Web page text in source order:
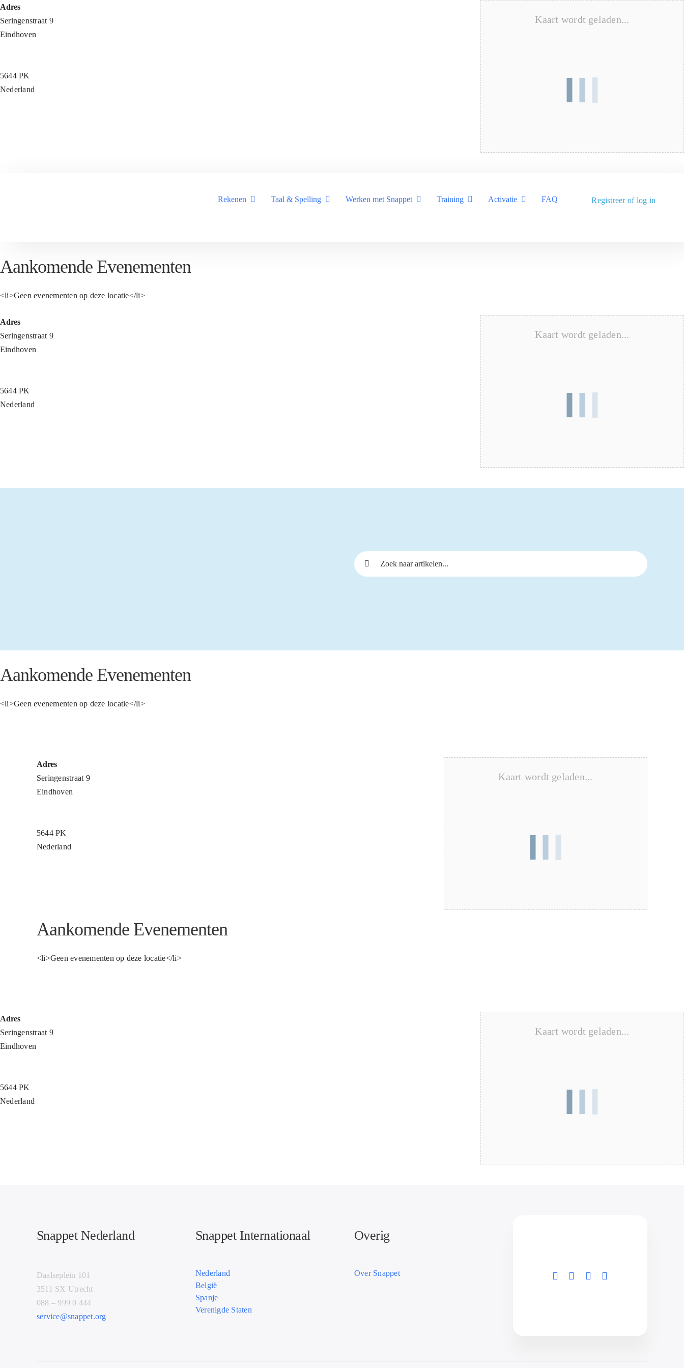
Ga
naar
inhoud
Kaart wordt geladen...
Adres
Seringenstraat 9
Eindhoven
5644 PK
Nederland
Rekenen Taal & Spelling Werken met Snappet Training Activatie FAQ Registreer of log in
Aankomende Evenementen
<li>Geen evenementen op deze locatie</li>
Kaart wordt geladen...
Adres
Seringenstraat 9
Eindhoven
5644 PK
Nederland
Zoeken naar:
Aankomende Evenementen
<li>Geen evenementen op deze locatie</li>
Kaart wordt geladen...
Adres
Seringenstraat 9
Eindhoven
5644 PK
Nederland
Aankomende Evenementen
<li>Geen evenementen op deze locatie</li>
Kaart wordt geladen...
Adres
Seringenstraat 9
Eindhoven
5644 PK
Nederland
Snappet Nederland
Daalseplein 101
3511 SX Utrecht
088 – 999 0 444
service@snappet.org
Snappet Internationaal
Nederland
België
Spanje
Verenigde Staten
Overig
Over Snappet